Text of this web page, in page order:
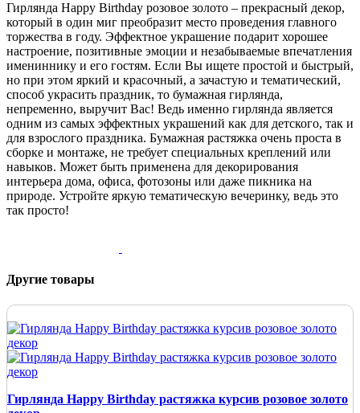
Гирлянда Happy Birthday розовое золото – прекрасный декор,
который в один миг преобразит место проведения главного
торжества в году. Эффектное украшение подарит хорошее
настроение, позитивные эмоции и незабываемые впечатления
имениннику и его гостям. Если Вы ищете простой и быстрый,
но при этом яркий и красочный, а зачастую и тематический,
способ украсить праздник, то бумажная гирлянда,
непременно, выручит Вас! Ведь именно гирлянда является
одним из самых эффектных украшений как для детского, так и
для взрослого праздника. Бумажная растяжка очень проста в
сборке и монтаже, не требует специальных креплений или
навыков. Может быть применена для декорирования
интерьера дома, офиса, фотозоны или даже пикника на
природе. Устройте яркую тематическую вечеринку, ведь это
так просто!
Другие товары
Гирлянда Happy Birthday растяжка курсив розовое золото